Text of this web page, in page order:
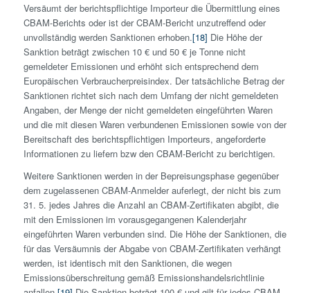
Versäumt der berichtspflichtige Importeur die Übermittlung eines
CBAM-Berichts oder ist der CBAM-Bericht unzutreffend oder
unvollständig werden Sanktionen erhoben.[18] Die Höhe der
Sanktion beträgt zwischen 10 € und 50 € je Tonne nicht
gemeldeter Emissionen und erhöht sich entsprechend dem
Europäischen Verbraucherpreisindex. Der tatsächliche Betrag der
Sanktionen richtet sich nach dem Umfang der nicht gemeldeten
Angaben, der Menge der nicht gemeldeten eingeführten Waren
und die mit diesen Waren verbundenen Emissionen sowie von der
Bereitschaft des berichtspflichtigen Importeurs, angeforderte
Informationen zu liefern bzw den CBAM-Bericht zu berichtigen.
Weitere Sanktionen werden in der Bepreisungsphase gegenüber
dem zugelassenen CBAM-Anmelder auferlegt, der nicht bis zum
31. 5. jedes Jahres die Anzahl an CBAM-Zertifikaten abgibt, die
mit den Emissionen im vorausgegangenen Kalenderjahr
eingeführten Waren verbunden sind. Die Höhe der Sanktionen, die
für das Versäumnis der Abgabe von CBAM-Zertifikaten verhängt
werden, ist identisch mit den Sanktionen, die wegen
Emissionsüberschreitung gemäß Emissionshandelsrichtlinie